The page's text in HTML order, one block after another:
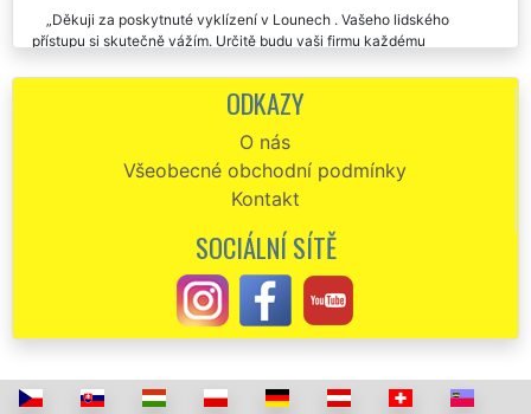
Děkuji za poskytnuté vyklízení v Lounech . Vašeho lidského
přístupu si skutečně vážím. Určitě budu vaši firmu každému
Vaše vyklízecí služby v Lounech byly naprosto dokonalé. Moc
finanční situaci. Jsem vám velmi vděčná, moc děkuji.
Celý proces vyklízení v Lounech byl proveden na jedničku. Tuto
společnost s názvem EXTRA VYKLÍZENÍ určitě doporučuju.
Pokud budu ještě někdy něco vyklízet v Lounech, rozhodně si opět
vyberou vás. Děkuju vám za vaši ochotu, za vaše rady a velmi lidský
Když jsem předevčírem vyklízela dvě nemovitosti v Lounech, na
VYKLÍZENÍ. Že se bude jednat o profesionály jsem tak nějak počítala,
ale nasazení a ochota, se kterou jsem se setkala u pracovníků této
ODKAZY
O nás
Všeobecné obchodní podmínky
Kontakt
SOCIÁLNÍ SÍTĚ